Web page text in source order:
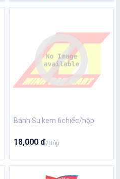
Bánh Su kem 6chiếc/hộp
18,000 đ/Hộp